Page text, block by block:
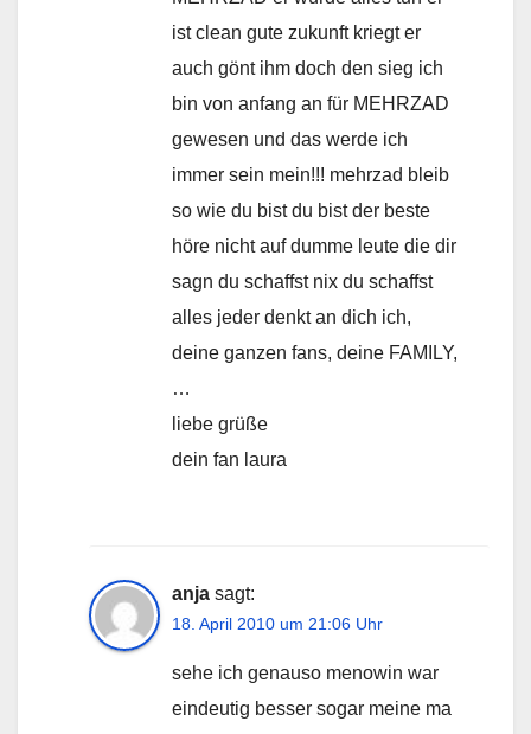
ist clean gute zukunft kriegt er
auch gönt ihm doch den sieg ich
bin von anfang an für MEHRZAD
gewesen und das werde ich
immer sein mein!!! mehrzad bleib
so wie du bist du bist der beste
höre nicht auf dumme leute die dir
sagn du schaffst nix du schaffst
alles jeder denkt an dich ich,
deine ganzen fans, deine FAMILY,
…
liebe grüße
dein fan laura
anja sagt:
18. April 2010 um 21:06 Uhr
sehe ich genauso menowin war
eindeutig besser sogar meine ma